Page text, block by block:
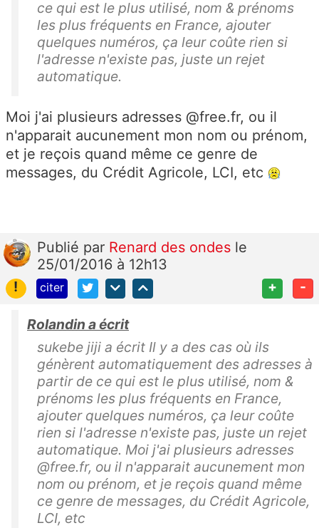
ce qui est le plus utilisé, nom & prénoms
les plus fréquents en France, ajouter
quelques numéros, ça leur coûte rien si
l'adresse n'existe pas, juste un rejet
automatique.
Moi j'ai plusieurs adresses @free.fr, ou il
n'apparait aucunement mon nom ou prénom,
et je reçois quand même ce genre de
messages, du Crédit Agricole, LCI, etc
Publié par Renard des ondes le
25/01/2016 à 12h13
!
citer + -
Rolandin a écrit
sukebe jiji a écrit Il y a des cas où ils
génèrent automatiquement des adresses à
partir de ce qui est le plus utilisé, nom &
prénoms les plus fréquents en France,
ajouter quelques numéros, ça leur coûte
rien si l'adresse n'existe pas, juste un rejet
automatique. Moi j'ai plusieurs adresses
@free.fr, ou il n'apparait aucunement mon
nom ou prénom, et je reçois quand même
ce genre de messages, du Crédit Agricole,
LCI, etc